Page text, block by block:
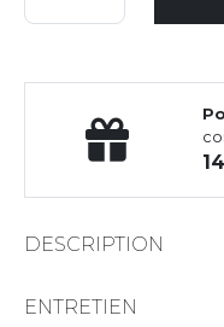
DESCRIPTION
ENTRETIEN